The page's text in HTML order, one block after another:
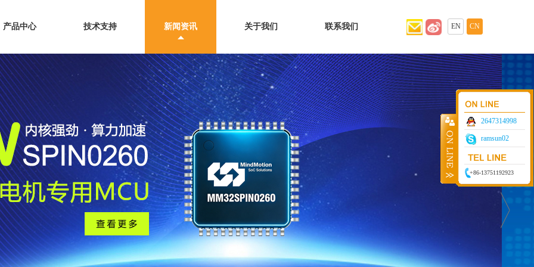
产品中心 技术支持 新闻资讯 关于我们 联系我们 EN CN
2647314998
ramsun02
+86-13751192923